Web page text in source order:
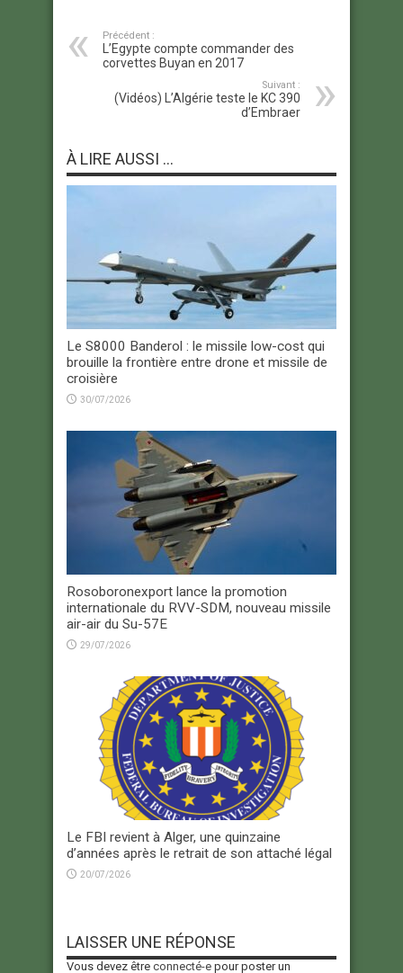
Précédent :
L’Egypte compte commander des
corvettes Buyan en 2017
Suivant :
(Vidéos) L’Algérie teste le KC 390
d’Embraer
À LIRE AUSSI ...
Le S8000 Banderol : le missile low-cost qui
brouille la frontière entre drone et missile de
croisière
30/07/2026
Rosoboronexport lance la promotion
internationale du RVV-SDM, nouveau missile
air-air du Su-57E
29/07/2026
Le FBI revient à Alger, une quinzaine
d’années après le retrait de son attaché légal
20/07/2026
LAISSER UNE RÉPONSE
Vous devez être connecté-e pour poster un